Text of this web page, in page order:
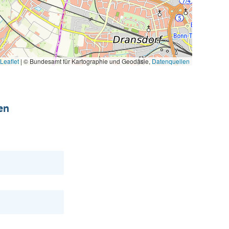
| © Bundesamt für Kartographie und Geodäsie, Datenquellen